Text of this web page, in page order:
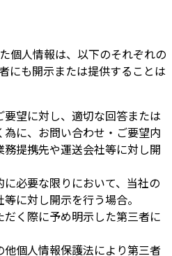
個人情報は、以下のそれぞれの
にも開示または提供することは
望に対し、適切な回答または
に、お問い合わせ・ご要望内
提携先や運送会社等に対し開
必要な限りにおいて、当社の
に対し開示を行う場合。
く際に予め明示した第三者に
個人情報保護法により第三者